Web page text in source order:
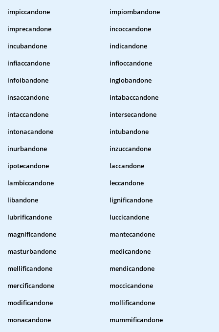
impiccandone
impiombandone
imprecandone
incoccandone
incubandone
indicandone
infiaccandone
infioccandone
infoibandone
inglobandone
insaccandone
intabaccandone
intaccandone
intersecandone
intonacandone
intubandone
inurbandone
inzuccandone
ipotecandone
laccandone
lambiccandone
leccandone
libandone
lignificandone
lubrificandone
luccicandone
magnificandone
mantecandone
masturbandone
medicandone
mellificandone
mendicandone
mercificandone
moccicandone
modificandone
mollificandone
monacandone
mummificandone